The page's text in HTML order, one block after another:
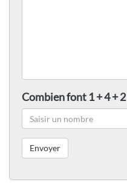
Combien font 1 + 4 + 2